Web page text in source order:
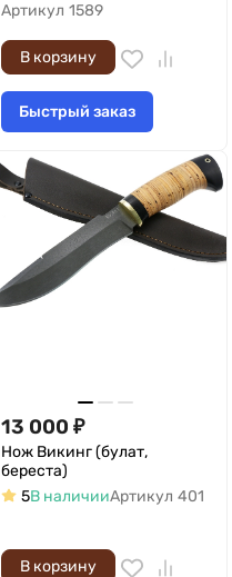
Артикул 1589
В корзину
Быстрый заказ
13 000 ₽
Нож Викинг (булат,
береста)
5В наличииАртикул 401
В корзину